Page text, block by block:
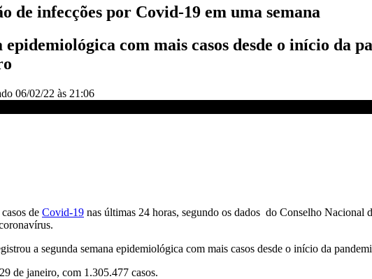
de infecções por Covid-19 em uma semana
com mais casos desde o início da
06/02/22 às 21:06
de Covid-19 nas últimas 24 horas, segundo os dados do Conselho Nacional
a segunda semana epidemiológica com mais casos desde o início da
de janeiro, com 1.305.477 casos.